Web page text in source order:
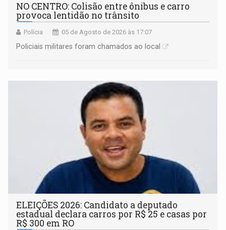
NO CENTRO: Colisão entre ônibus e carro
provoca lentidão no trânsito
Polícia 05 de Agosto de 2026 às 17:07
Policiais militares foram chamados ao local
ELEIÇÕES 2026: Candidato a deputado
estadual declara carros por R$ 25 e casas por
R$ 300 em RO